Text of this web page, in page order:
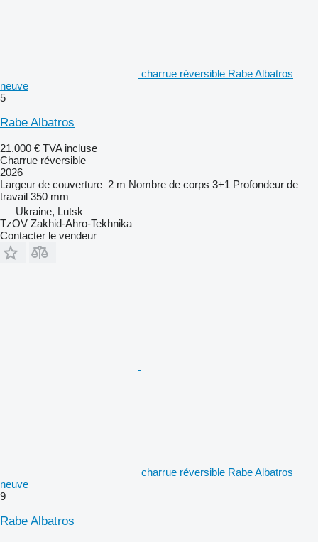
charrue réversible Rabe Albatros
neuve
5
Rabe Albatros
21.000 € TVA incluse
Charrue réversible
2026
Largeur de couverture 2 m Nombre de corps 3+1 Profondeur de
travail 350 mm
Ukraine, Lutsk
TzOV Zakhid-Ahro-Tekhnika
Contacter le vendeur
charrue réversible Rabe Albatros
neuve
9
Rabe Albatros